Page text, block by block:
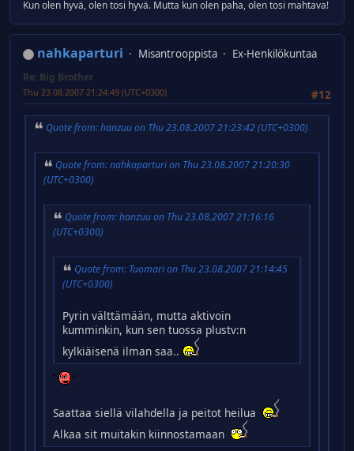
Kun olen hyvä, olen tosi hyvä. Mutta kun olen paha, olen tosi mahtava!
nahkaparturi Misantrooppista Ex-Henkilökuntaa
Re: Big Brother
#12
Thu 23.08.2007 21:24:49 (UTC+0300)
Quote from: hanzuu on Thu 23.08.2007 21:23:42 (UTC+0300)
Quote from: nahkaparturi on Thu 23.08.2007 21:20:30
(UTC+0300)
Quote from: hanzuu on Thu 23.08.2007 21:16:16
(UTC+0300)
Quote from: Tuomari on Thu 23.08.2007 21:14:45
(UTC+0300)
Pyrin välttämään, mutta aktivoin
kumminkin, kun sen tuossa plustv:n
kylkiäisenä ilman saa..
Saattaa siellä vilahdella ja peitot heilua
Alkaa sit muitakin kiinnostamaan